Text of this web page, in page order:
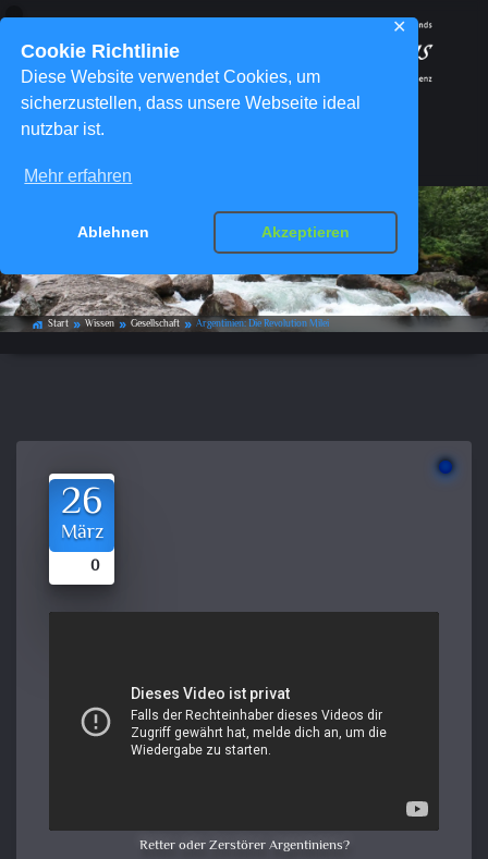
Cookie Richtlinie
Diese Website verwendet Cookies, um
sicherzustellen, dass unsere Webseite ideal
nutzbar ist.
Mehr erfahren
Ablehnen Akzeptieren
✕
Argentinien: Die Revolution Milei
home_work Start double_arrow Wissen double_arrow Gesellschaft double_arrow Argentinien: Die Revolution Milei
26
März
0
Retter oder Zerstörer Argentiniens?